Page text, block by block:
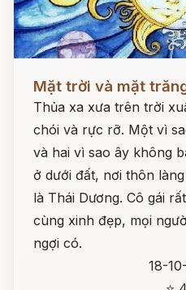
Mặt trời và mặt
Thủa xa xưa trên trời
chói và rực rỡ. Một vì
và hai vì sao ây không
ở dưới đất, nơi thôn
là Thái Dương. Cô gái
cùng xinh đẹp, mọi
ngợi có.
18-